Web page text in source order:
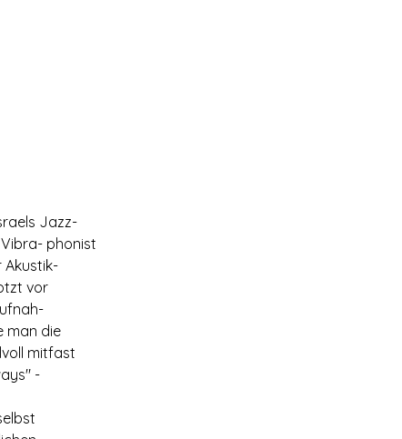
Jazz-
phonist
Akustik-
vor
man die
mitfast
-